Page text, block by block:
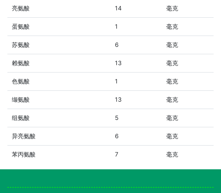
亮氨酸 14 毫克
蛋氨酸 1 毫克
苏氨酸 6 毫克
赖氨酸 13 毫克
色氨酸 1 毫克
缬氨酸 13 毫克
组氨酸 5 毫克
异亮氨酸 6 毫克
苯丙氨酸 7 毫克